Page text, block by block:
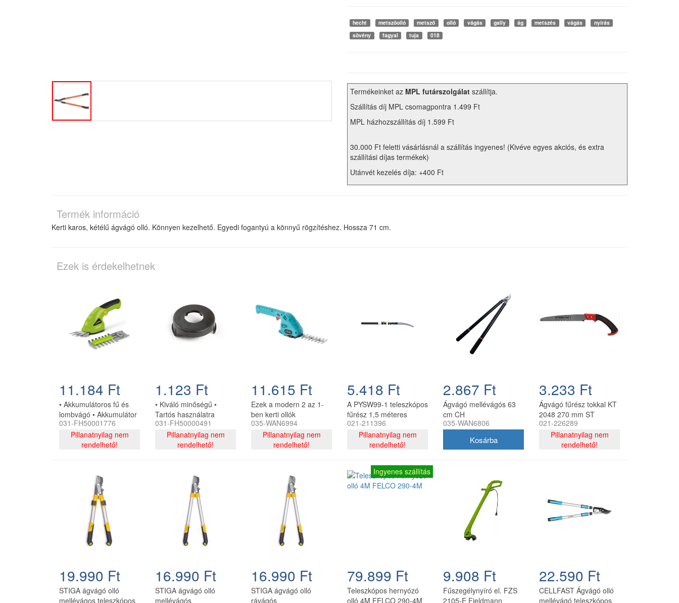
hecht metszőolló metsző olló vágás gally ág metszés vágás
nyírás
sövény
fagyal tuja 018
Termékeinket az MPL futárszolgálat szállítja.
Szállítás díj MPL csomagpontra 1.499 Ft
MPL házhozszállítás díj 1.599 Ft
30.000 Ft feletti vásárlásnál a szállítás ingyenes! (Kivéve egyes akciós, és extra
szállítási díjas termékek)
Utánvét kezelés díja: +400 Ft
Termék információ
Kerti karos, kétélű ágvágó olló. Könnyen kezelhető. Egyedi fogantyú a könnyű rögzítéshez. Hossza 71 cm.
Ezek is érdekelhetnek
11.184 Ft
• Akkumulátoros fű és
lombvágó • Akkumulátor
típusa: Li-Ion
akkumulátor •
Akkumulátor kapacitása:
jelző: igen • Működési
idő: kb. 30 perc • Töltési
idő: kb. 4 óra • Üresjárati
fordulatszám: 950
fordulat / min. • I. vágófej
hossz – sövény: 100 mm
• II. vágófej hossz – fű:
031-FH50001776
Pillanatnyilag nem
rendelhető!
1.123 Ft
• Kiváló minőségű •
Tartós használatra
tervezve • Kompatibilis a
Fieldmann: FZS 2001-E
modellel • Eredeti
031-FH50000491
Pillanatnyilag nem
rendelhető!
11.615 Ft
Ezek a modern 2 az 1-
ben kerti ollók
megbízható eszközök
minden kertészkedő
számára! ?? A két
hosszúnak –
köszönhetően
könnyedén nyírhatod
vele a gyepet és a
bokrokat is. A kompakt
kialakítás és az
ergonomikus fogantyú
maximális kényelmet
2000 mAh-s
akkumulátorral
működnek, erős, kefés
035-WAN6994
Pillanatnyilag nem
rendelhető!
5.418 Ft
A PYSW99-1 teleszkópos
fűrész 1,5 méteres
hosszával ideális eszköz
a fák és bokrok
nyírására. Kiváló
készült, és biztosítja a
növények pontos és
hatékony nyírását.
021-211396
Pillanatnyilag nem
rendelhető!
2.867 Ft
Ágvágó mellévágós 63
cm CH
035-WAN6806
3.233 Ft
Ágvágó fűrész tokkal KT
2048 270 mm ST
021-226289
Pillanatnyilag nem
rendelhető!
19.990 Ft
STIGA ágvágó olló
mellévágos teleszkópos
16.990 Ft
STIGA ágvágó olló
mellévágós
16.990 Ft
STIGA ágvágó olló
rávágós
Ingyenes szállítás
79.899 Ft
Teleszkópos hernyózó
olló 4M FELCO 290-4M
9.908 Ft
Fűszegélynyíró el. FZS
2105-E Fieldmann
22.590 Ft
CELLFAST Ágvágó olló
mellévágó teleszkópos